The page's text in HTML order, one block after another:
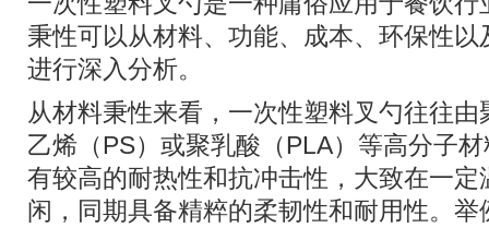
秉性可以从材料、功能、成本、环保性
进行深入分析。
从材料秉性来看，一次性塑料叉勺往往
乙烯（PS）或聚乳酸（PLA）等高分子
有较高的耐热性和抗冲击性，大致在一
闲，同期具备精粹的柔韧性和耐用性。